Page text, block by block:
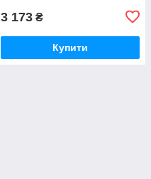
3 173 ₴
Купити